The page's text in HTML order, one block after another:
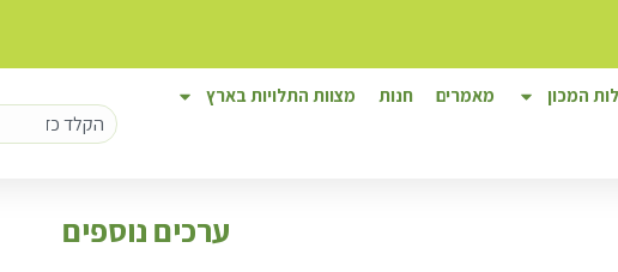
המכון מאמרים חנות מצוות התלויות בארץ
ערכים נוספים